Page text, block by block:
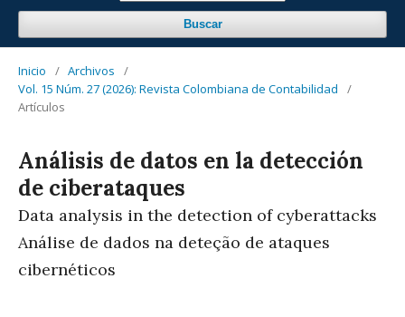
Buscar
Inicio / Archivos
/
Vol. 15 Núm. 27 (2026): Revista Colombiana de Contabilidad
/
Artículos
Análisis de datos en la detección
de ciberataques
Data analysis in the detection of cyberattacks
Análise de dados na deteção de ataques
cibernéticos